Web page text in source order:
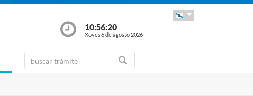
10:56:21
Xoves 6 de agosto 2026